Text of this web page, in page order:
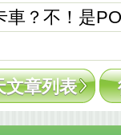
？不！是
文章列表